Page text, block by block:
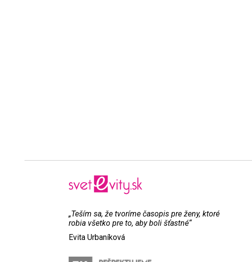
„Teším sa, že tvoríme časopis pre ženy, ktoré
robia všetko pre to, aby boli šťastné“
Evita Urbaníková